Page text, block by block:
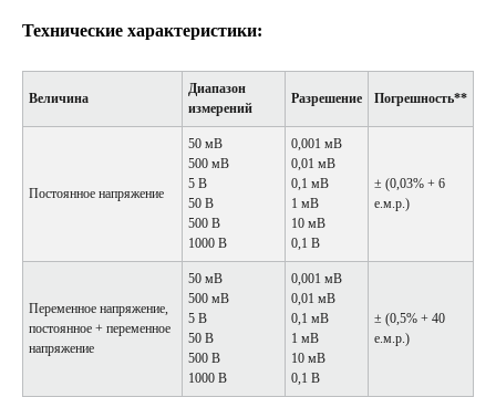
Технические характеристики:
Величина
Диапазон
измерений
Разрешение Погрешность**
Постоянное напряжение
50 мВ
500 мВ
5 В
50 В
500 В
1000 В
0,001 мВ
0,01 мВ
0,1 мВ
1 мВ
10 мВ
0,1 В
± (0,03% + 6
е.м.р.)
Переменное напряжение,
постоянное + переменное
напряжение
50 мВ
500 мВ
5 В
50 В
500 В
1000 В
0,001 мВ
0,01 мВ
0,1 мВ
1 мВ
10 мВ
0,1 В
± (0,5% + 40
е.м.р.)